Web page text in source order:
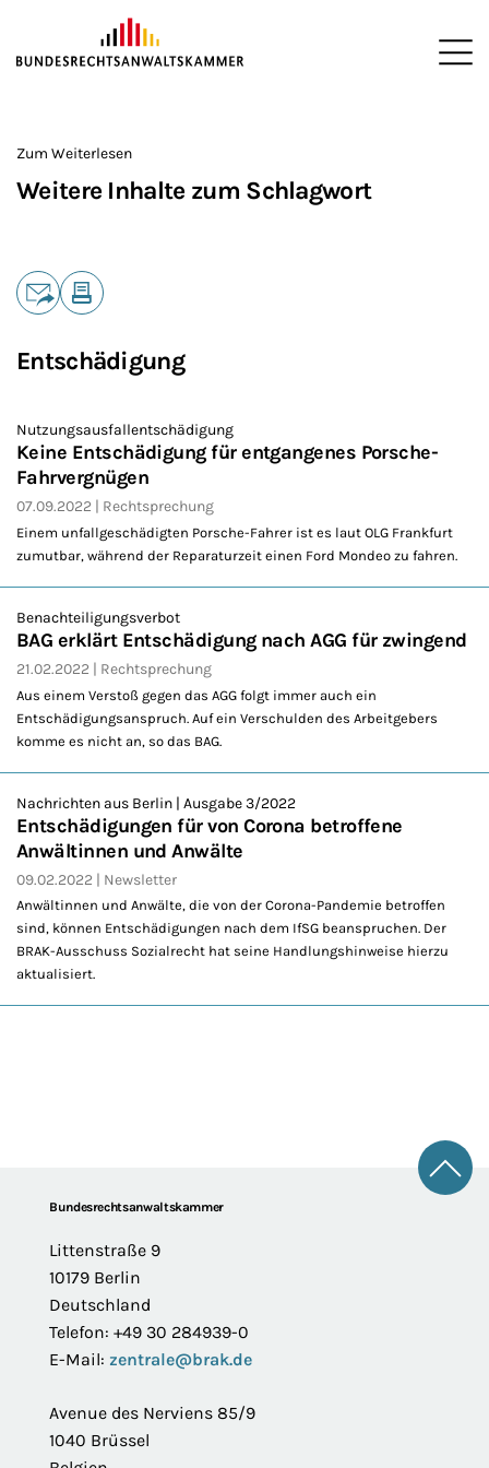
ZUM HAUPTINHALT SPRINGEN
Zum Weiterlesen
Weitere Inhalte zum Schlagwort
Teilen
Entschädigung
Nutzungsausfallentschädigung
Keine Entschädigung für entgangenes Porsche-
Fahrvergnügen
07.09.2022 Rechtsprechung
Einem unfallgeschädigten Porsche-Fahrer ist es laut OLG Frankfurt
zumutbar, während der Reparaturzeit einen Ford Mondeo zu fahren.
Benachteiligungsverbot
BAG erklärt Entschädigung nach AGG für zwingend
21.02.2022 Rechtsprechung
Aus einem Verstoß gegen das AGG folgt immer auch ein
Entschädigungsanspruch. Auf ein Verschulden des Arbeitgebers
komme es nicht an, so das BAG.
Nachrichten aus Berlin | Ausgabe 3/2022
Entschädigungen für von Corona betroffene
Anwältinnen und Anwälte
09.02.2022 Newsletter
Anwältinnen und Anwälte, die von der Corona-Pandemie betroffen
sind, können Entschädigungen nach dem IfSG beanspruchen. Der
BRAK-Ausschuss Sozialrecht hat seine Handlungshinweise hierzu
aktualisiert.
FooterBundesrechtsanwaltskammer
Littenstraße 9
10179 Berlin
Deutschland
Telefon: +49 30 284939-0
E-Mail: zentrale@brak.de
Avenue des Nerviens 85/9
1040 Brüssel